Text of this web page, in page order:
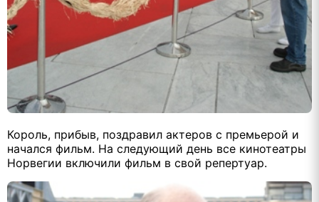
Король, прибыв, поздравил актеров с премьерой и
начался фильм. На следующий день все кинотеатры
Норвегии включили фильм в свой репертуар.